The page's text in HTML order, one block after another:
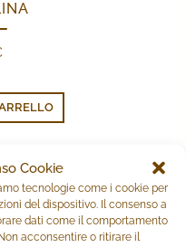
Cookie
tecnologie come i cookie per
del dispositivo. Il consenso a
dati come il comportamento
acconsentire o ritirare il